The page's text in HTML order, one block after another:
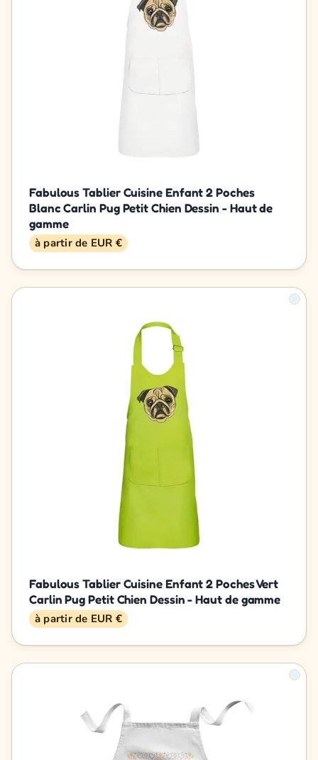
Fabulous Tablier Cuisine Enfant 2 Poches
Blanc Carlin Pug Petit Chien Dessin - Haut de
gamme
à partir de EUR €
Fabulous Tablier Cuisine Enfant 2 Poches Vert
Carlin Pug Petit Chien Dessin - Haut de gamme
à partir de EUR €